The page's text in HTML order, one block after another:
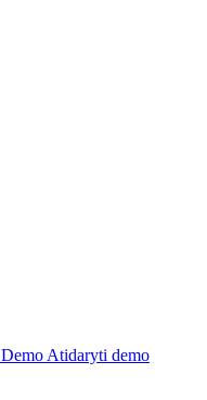
Demo Atidaryti demo